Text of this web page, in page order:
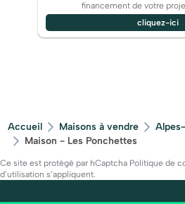
financement de votre
cliquez-ici
Accueil Maisons à vendre
Maison - Les Ponchettes
Ce site est protégé par hCaptcha Politique de
d’utilisation s’appliquent.